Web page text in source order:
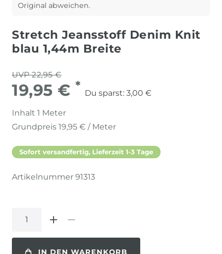
Original abweichen.
Stretch Jeansstoff Denim Knit
blau 1,44m Breite
UVP 22,95 €
19,95 € *
Du sparst: 3,00 €
Inhalt 1 Meter
Grundpreis 19,95 € / Meter
Sofort versandfertig, Lieferzeit 1-3 Tage
Artikelnummer 91313
IN DEN WARENKORB